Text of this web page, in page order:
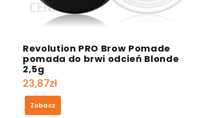
Revolution PRO Brow Pomade
pomada do brwi odcień Blonde
2,5g
23,87zł
Zobacz